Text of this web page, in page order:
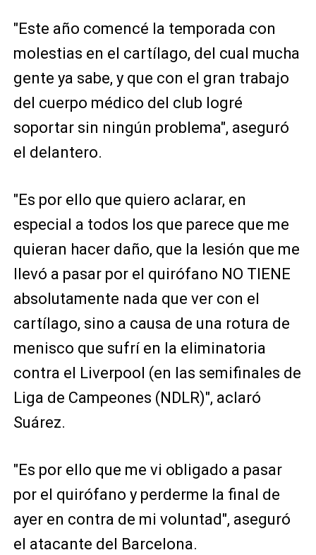
"Este año comencé la temporada con
molestias en el cartílago, del cual mucha
gente ya sabe, y que con el gran trabajo
del cuerpo médico del club logré
soportar sin ningún problema", aseguró
el delantero.
"Es por ello que quiero aclarar, en
especial a todos los que parece que me
quieran hacer daño, que la lesión que me
llevó a pasar por el quirófano NO TIENE
absolutamente nada que ver con el
cartílago, sino a causa de una rotura de
menisco que sufrí en la eliminatoria
contra el Liverpool (en las semifinales de
Liga de Campeones (NDLR)", aclaró
Suárez.
"Es por ello que me vi obligado a pasar
por el quirófano y perderme la final de
ayer en contra de mi voluntad", aseguró
el atacante del Barcelona.